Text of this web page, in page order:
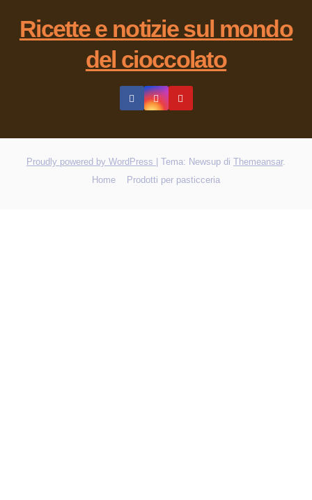
Ricette e notizie sul mondo
del cioccolato
Proudly powered by WordPress Tema: Newsup di Themeansar.
Home
Prodotti per pasticceria